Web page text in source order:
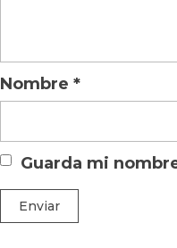
Nombre *
Guarda mi